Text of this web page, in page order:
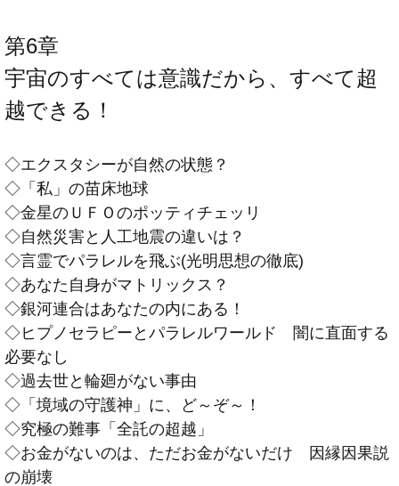
第6章
宇宙のすべては意識だから、すべて超
越できる！
◇エクスタシーが自然の状態？
◇「私」の苗床地球
◇金星のＵＦＯのポッティチェッリ
◇自然災害と人工地震の違いは？
◇言霊でパラレルを飛ぶ(光明思想の徹底)
◇あなた自身がマトリックス？
◇銀河連合はあなたの内にある！
◇ヒプノセラピーとパラレルワールド 闇に直面する
必要なし
◇過去世と輪廻がない事由
◇「境域の守護神」に、ど～ぞ～！
◇究極の難事「全託の超越」
◇お金がないのは、ただお金がないだけ 因縁因果説
の崩壊